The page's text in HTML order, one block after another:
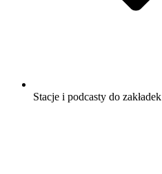
Stacje i podcasty do zakładek